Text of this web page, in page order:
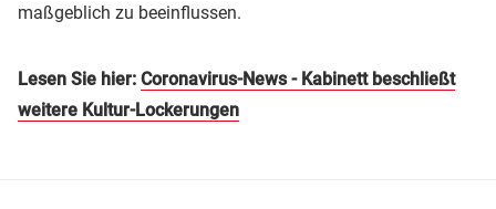
maßgeblich zu beeinflussen.
Lesen Sie hier: Coronavirus-News - Kabinett beschließt
weitere Kultur-Lockerungen